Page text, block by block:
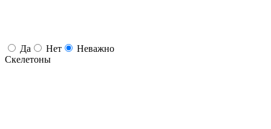
Да Нет
Неважно
Скелетоны